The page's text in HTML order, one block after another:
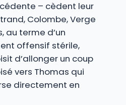
– cèdent leur
Colombe, Verge
au terme d’un
offensif stérile,
d’allonger un coup
vers Thomas qui
directement en